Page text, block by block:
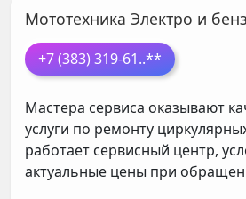
Мототехника Электро и
+7 (383) 319-61..**
Мастера сервиса оказывают
услуги по ремонту
работает сервисный центр,
актуальные цены при